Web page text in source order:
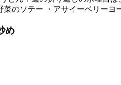
のソテー ・アサイーベリーヨ
め